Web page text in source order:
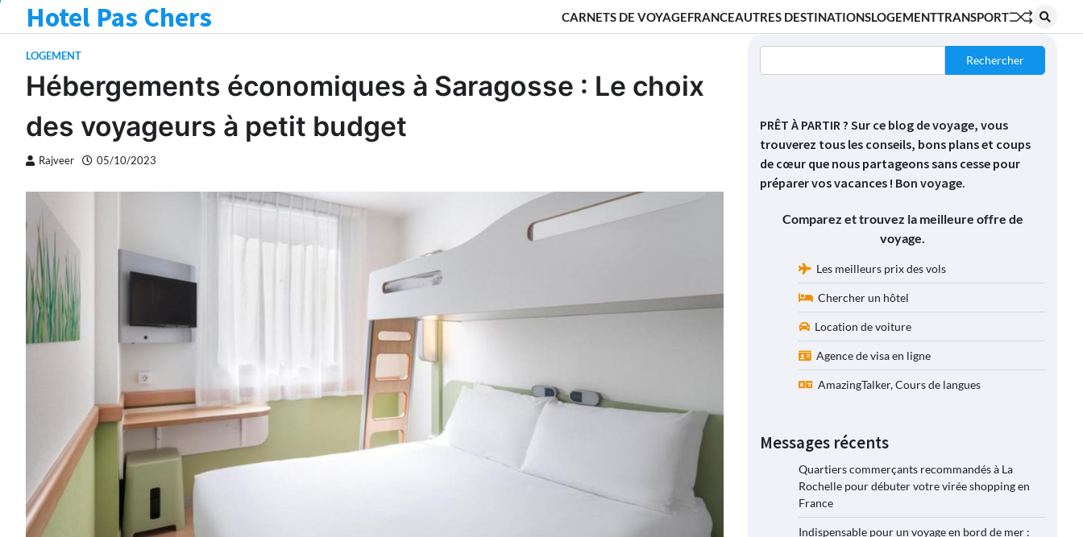
Hotel Pas Chers CARNETS DE VOYAGEFRANCEAUTRES DESTINATIONSLOGEMENTTRANSPORT
LOGEMENT
Hébergements économiques à Saragosse : Le choix
des voyageurs à petit budget
Rajveer 05/10/2023
Rechercher
PRÊT À PARTIR ? Sur ce blog de voyage, vous
trouverez tous les conseils, bons plans et coups
de cœur que nous partageons sans cesse pour
préparer vos vacances ! Bon voyage.
Comparez et trouvez la meilleure offre de
voyage.
Les meilleurs prix des vols
Chercher un hôtel
Location de voiture
Agence de visa en ligne
AmazingTalker, Cours de langues
Messages récents
Quartiers commerçants recommandés à La
Rochelle pour débuter votre virée shopping en
France
Indispensable pour un voyage en bord de mer :